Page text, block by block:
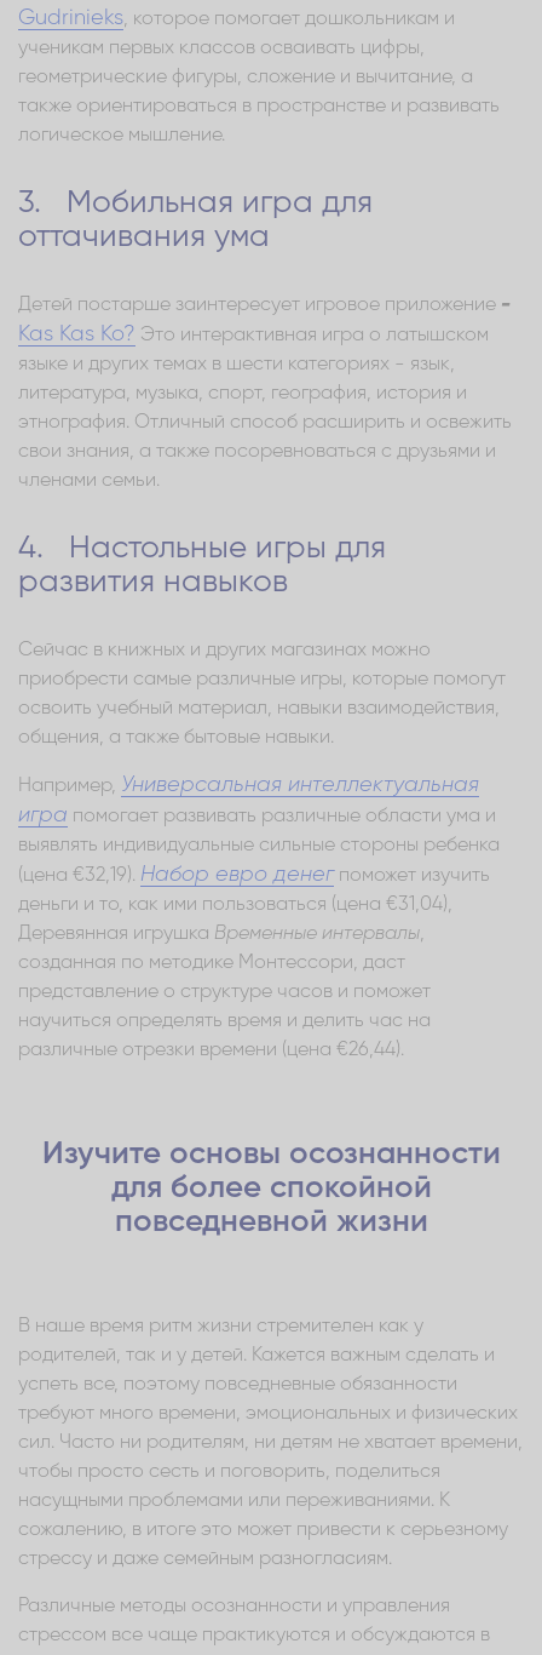
Gudrinieks, которое помогает дошкольникам и
ученикам первых классов осваивать цифры,
геометрические фигуры, сложение и вычитание, а
также ориентироваться в пространстве и развивать
логическое мышление.
3. Мобильная игра для
оттачивания ума
Детей постарше заинтересует игровое приложение -
Kas Kas Ko? Это интерактивная игра о латышском
языке и других темах в шести категориях - язык,
литература, музыка, спорт, география, история и
этнография. Отличный способ расширить и освежить
свои знания, а также посоревноваться с друзьями и
членами семьи.
4. Настольные игры для
развития навыков
Сейчас в книжных и других магазинах можно
приобрести самые различные игры, которые помогут
освоить учебный материал, навыки взаимодействия,
общения, а также бытовые навыки.
Например, Универсальная интеллектуальная
игра помогает развивать различные области ума и
выявлять индивидуальные сильные стороны ребенка
(цена €32,19). Набор евро денегпоможет изучить
деньги и то, как ими пользоваться (цена €31,04),
Деревянная игрушка Временные интервалы,
созданная по методике Монтессори, даст
представление о структуре часов и поможет
научиться определять время и делить час на
различные отрезки времени (цена €26,44).
Изучите основы осознанности
для более спокойной
повседневной жизни
В наше время ритм жизни стремителен как у
родителей, так и у детей. Кажется важным сделать и
успеть все, поэтому повседневные обязанности
требуют много времени, эмоциональных и физических
сил. Часто ни родителям, ни детям не хватает времени,
чтобы просто сесть и поговорить, поделиться
насущными проблемами или переживаниями. К
сожалению, в итоге это может привести к серьезному
стрессу и даже семейным разногласиям.
Различные методы осознанности и управления
стрессом все чаще практикуются и обсуждаются в